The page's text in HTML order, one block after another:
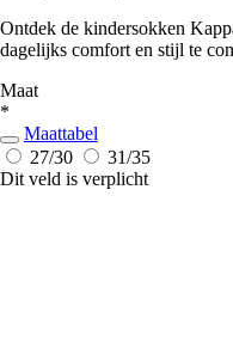
Ontdek de kindersokken
dagelijks comfort en stijl te
Maat
*
Maattabel
27/30
31/35
Dit veld is verplicht